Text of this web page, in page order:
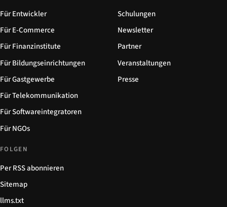
Für Entwickler
Für E-Commerce
Für Finanzinstitute
Für Bildungseinrichtungen
Für Gastgewerbe
Für Telekommunikation
Für Softwareintegratoren
Für NGOs
Schulungen
Newsletter
Partner
Veranstaltungen
Presse
FOLGEN
Per RSS abonnieren
Sitemap
llms.txt